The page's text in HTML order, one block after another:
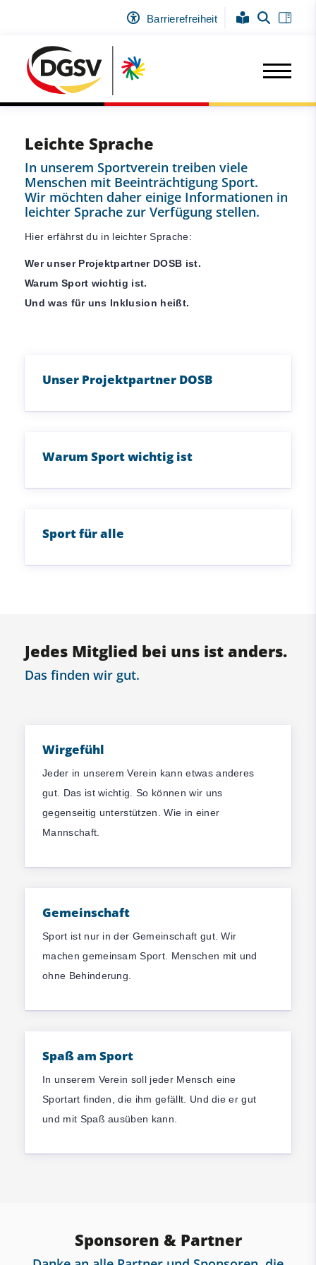
Barrierefreiheit
Leichte Sprache
In unserem Sportverein treiben viele
Menschen mit Beeinträchtigung Sport.
Wir möchten daher einige Informationen in
leichter Sprache zur Verfügung stellen.
Hier erfährst du in leichter Sprache:
Wer unser Projektpartner DOSB ist.
Warum Sport wichtig ist.
Und was für uns Inklusion heißt.
Unser Projektpartner DOSB
Warum Sport wichtig ist
Sport für alle
Jedes Mitglied bei uns ist anders.
Das finden wir gut.
Wirgefühl
Jeder in unserem Verein kann etwas anderes
gut. Das ist wichtig. So können wir uns
gegenseitig unterstützen. Wie in einer
Mannschaft.
Gemeinschaft
Sport ist nur in der Gemeinschaft gut. Wir
machen gemeinsam Sport. Menschen mit und
ohne Behinderung.
Spaß am Sport
In unserem Verein soll jeder Mensch eine
Sportart finden, die ihm gefällt. Und die er gut
und mit Spaß ausüben kann.
Sponsoren & Partner